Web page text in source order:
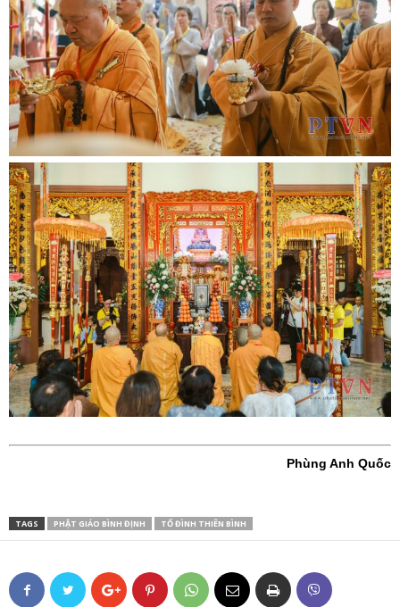
Phùng Anh Quốc
TAGS PHẬT GIÁO BÌNH ĐỊNH TỔ ĐÌNH THIÊN BÌNH